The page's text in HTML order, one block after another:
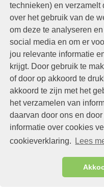
technieken) en verzamelt
over het gebruik van de
om deze te analyseren
social media en om er
jou relevante informatie
krijgt. Door gebruik te
of door op akkoord te
akkoord te zijn met het
het verzamelen van
daarvan door ons en
informatie over cookies
cookieverklaring.
Lees
Copyright © Herbruikt.nl Alle
nieuwe oftweedehands spullen
Home
Verkopen
Nieuwe advertenties
Contact
Links